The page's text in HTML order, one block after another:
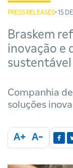
PRESS RELEASES• 15
Braskem
inovação e
sustentável
Companhia
soluções
A+ A-